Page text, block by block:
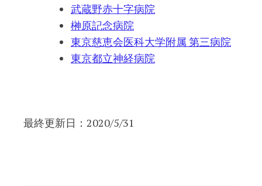
武蔵野赤十字病院
榊原記念病院
東京慈恵会医科大学附属 第三病院
東京都立神経病院
最終更新日：2020/5/31